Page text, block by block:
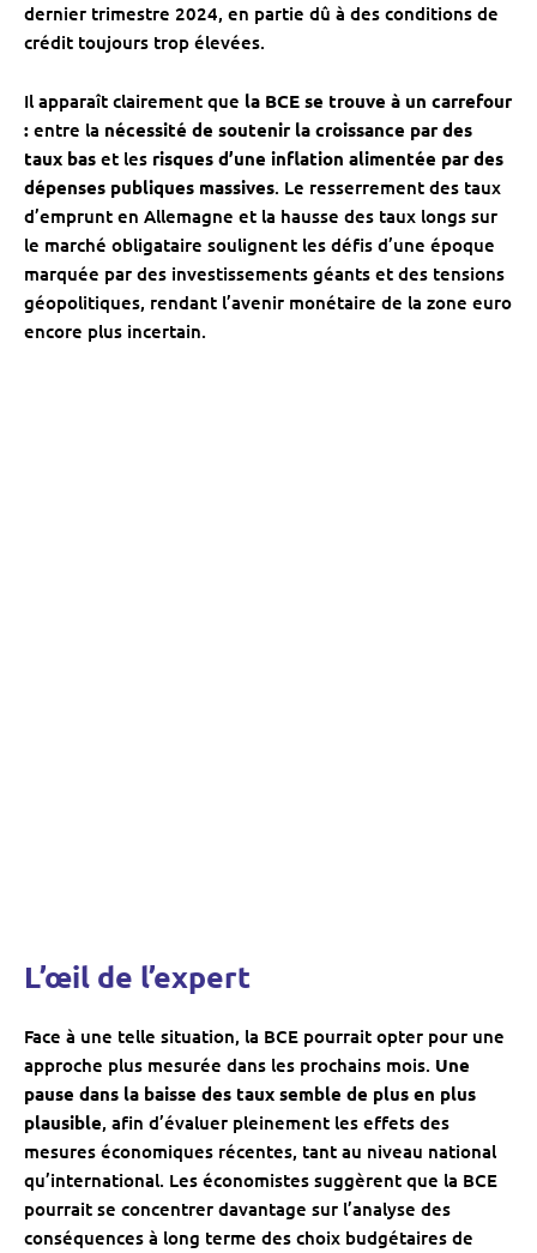
dernier trimestre 2024, en partie dû à des conditions de
crédit toujours trop élevées.
Il apparaît clairement que la BCE se trouve à un carrefour
: entre la nécessité de soutenir la croissance par des
taux bas et les risques d’une inflation alimentée par des
dépenses publiques massives. Le resserrement des taux
d’emprunt en Allemagne et la hausse des taux longs sur
le marché obligataire soulignent les défis d’une époque
marquée par des investissements géants et des tensions
géopolitiques, rendant l’avenir monétaire de la zone euro
encore plus incertain.
L’œil de l’expert
Face à une telle situation, la BCE pourrait opter pour une
approche plus mesurée dans les prochains mois. Une
pause dans la baisse des taux semble de plus en plus
plausible, afin d’évaluer pleinement les effets des
mesures économiques récentes, tant au niveau national
qu’international. Les économistes suggèrent que la BCE
pourrait se concentrer davantage sur l’analyse des
conséquences à long terme des choix budgétaires de